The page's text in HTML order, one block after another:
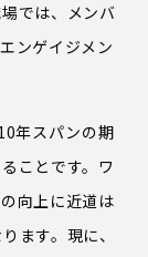
では、メンバ
ンゲイジメン
年スパンの期
ことです。ワ
向上に近道は
ます。現に、